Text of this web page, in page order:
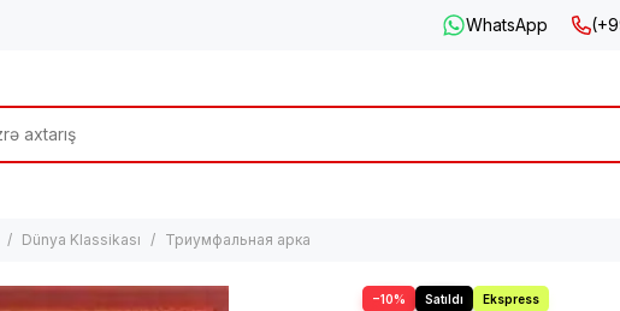
WhatsApp
Dünya Klassikası Триумфальная арка
−10%